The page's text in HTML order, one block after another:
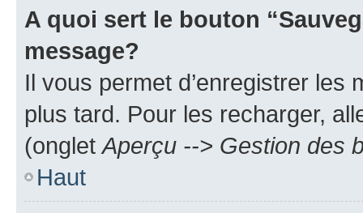
A quoi sert le bouton
message?
Il vous permet d’enregistrer
plus tard. Pour les recharger,
(onglet Aperçu --> Gestion des
Haut